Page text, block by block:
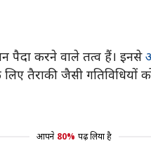
करने वाले तत्व हैं। इनसे
लिए तैराकी जैसी
आपने 80% पढ़ लिया है